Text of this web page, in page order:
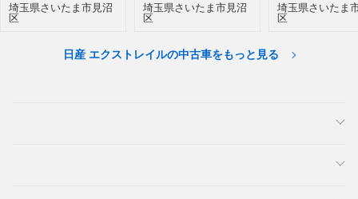
埼玉県さいたま市見沼
区
埼玉県さいたま市見沼
区
埼玉県さいたま
区
日産 エクストレイルの中古車をもっと見る